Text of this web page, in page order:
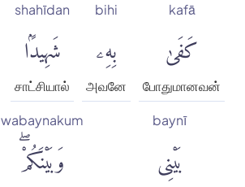
kafā
كَفَىٰ
போதுமானவன்
bihi
بِهِۦ
அவனே
shahīdan
شَهِيدًۢا
சாட்சியால்
baynī
بَيْنِى
wabaynakum
وَبَيْنَكُمْۖ